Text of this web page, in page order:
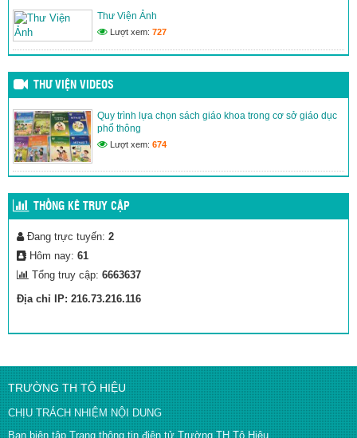
(30/03/2026)
(26/02/2026)
Thư Viện Ảnh
Lượt xem: 727
THƯ VIỆN VIDEOS
Quy trình lựa chọn sách giáo khoa trong cơ sở giáo dục
phổ thông
Lượt xem: 674
THỐNG KÊ TRUY CẬP
Đang trực tuyến: 2
Hôm nay: 61
Tổng truy cập: 6663637
Địa chỉ IP: 216.73.216.116
TRƯỜNG TH TÔ HIỆU
CHỊU TRÁCH NHIỆM NỘI DUNG
Ban biên tập Trang thông tin điện tử Trường TH Tô Hiệu